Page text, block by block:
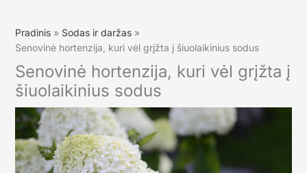
Pradinis
Sodas ir daržas
Senovinė hortenzija, kuri vėl grįžta į šiuolaikinius sodus
Senovinė hortenzija, kuri vėl grįžta į
šiuolaikinius sodus